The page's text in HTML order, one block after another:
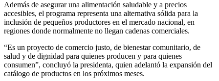
Además de asegurar una alimentación saludable y a precios
accesibles, el programa representa una alternativa sólida para la
inclusión de pequeños productores en el mercado nacional, en
regiones donde normalmente no llegan cadenas comerciales.
“Es un proyecto de comercio justo, de bienestar comunitario, de
salud y de dignidad para quienes producen y para quienes
consumen”, concluyó la presidenta, quien adelantó la expansión del
catálogo de productos en los próximos meses.